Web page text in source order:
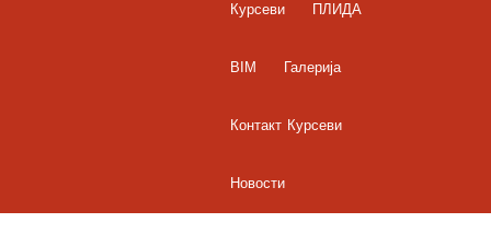
Курсеви ПЛИДА
BIM Галерија
Контакт Курсеви
Новости